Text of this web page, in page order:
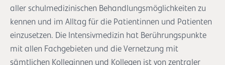
aller schulmedizinischen Behandlungsmöglichkeiten zu
kennen und im Alltag für die Patientinnen und Patienten
einzusetzen. Die Intensivmedizin hat Berührungspunkte
mit allen Fachgebieten und die Vernetzung mit
sämtlichen Kolleginnen und Kollegen ist von zentraler